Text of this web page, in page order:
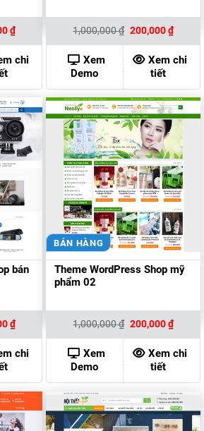
₫.
₫Giá
hiện
tại
là:
200,000 ₫.
chi
1,000,000₫ Giá
gốc
là:
1,000,000 ₫.
200,000₫Giá
hiện
tại
là:
Xem
Demo
Xem chi
tiết
bán
₫.
₫Giá
hiện
tại
là:
200,000 ₫.
chi
BÁN HÀNG
Theme WordPress Shop mỹ
phẩm 02
1,000,000₫ Giá
là:
1,000,000 ₫.
200,000₫Giá
hiện
tại
là:
Xem
Demo
Xem chi
tiết